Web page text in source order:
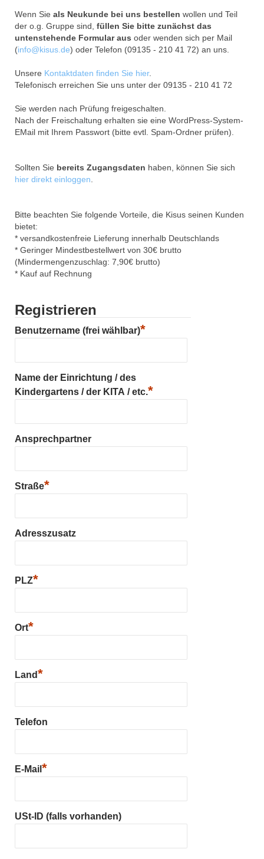
Wenn Sie als Neukunde bei uns bestellen wollen und Teil
der o.g. Gruppe sind, füllen Sie bitte zunächst das
untenstehende Formular aus oder wenden sich per Mail
(info@kisus.de) oder Telefon (09135 - 210 41 72) an uns.
Unsere Kontaktdaten finden Sie hier.
Telefonisch erreichen Sie uns unter der 09135 - 210 41 72
Sie werden nach Prüfung freigeschalten.
Nach der Freischaltung erhalten sie eine WordPress-System-
EMail mit Ihrem Passwort (bitte evtl. Spam-Ordner prüfen).
Sollten Sie bereits Zugangsdaten haben, können Sie sich
hier direkt einloggen.
Bitte beachten Sie folgende Vorteile, die Kisus seinen Kunden
bietet:
* versandkostenfreie Lieferung innerhalb Deutschlands
* Geringer Mindestbestellwert von 30€ brutto
(Mindermengenzuschlag: 7,90€ brutto)
* Kauf auf Rechnung
Registrieren
Benutzername (frei wählbar)*
Name der Einrichtung / des
Kindergartens / der KITA / etc.*
Ansprechpartner
Straße*
Adresszusatz
PLZ*
Ort*
Land*
Telefon
E-Mail *
USt-ID (falls vorhanden)